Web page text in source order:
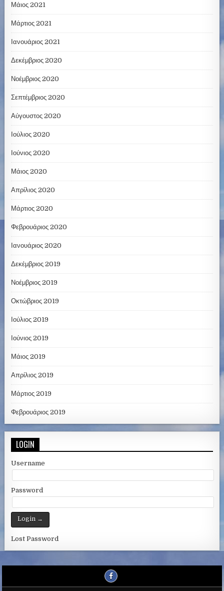
Μάιος 2021
Μάρτιος 2021
Ιανουάριος 2021
Δεκέμβριος 2020
Νοέμβριος 2020
Σεπτέμβριος 2020
Αύγουστος 2020
Ιούλιος 2020
Ιούνιος 2020
Μάιος 2020
Απρίλιος 2020
Μάρτιος 2020
Φεβρουάριος 2020
Ιανουάριος 2020
Δεκέμβριος 2019
Νοέμβριος 2019
Οκτώβριος 2019
Ιούλιος 2019
Ιούνιος 2019
Μάιος 2019
Απρίλιος 2019
Μάρτιος 2019
Φεβρουάριος 2019
LOGIN
Username
Password
Lost Password